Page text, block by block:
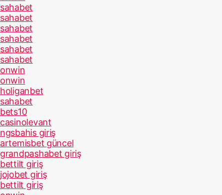
sahabet
sahabet
sahabet
sahabet
sahabet
sahabet
onwin
onwin
holiganbet
sahabet
bets10
casinolevant
ngsbahis giriş
artemisbet güncel
grandpashabet giriş
bettilt giriş
jojobet giriş
bettilt giriş